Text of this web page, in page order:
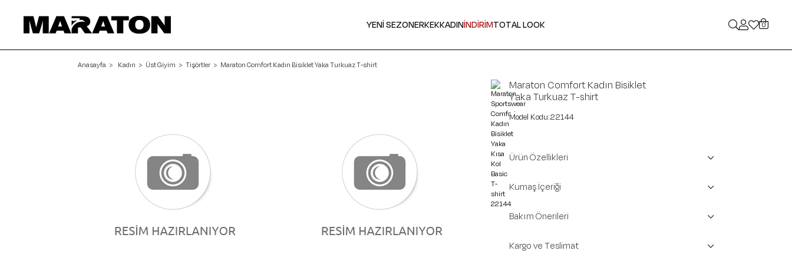
YENİ SEZONERKEKKADINİNDİRİMTOTAL LOOK 0
Anasayfa Kadın Üst Giyim Tişörtler Maraton Comfort Kadın Bisiklet Yaka Turkuaz T-shirt
Maraton Comfort Kadın Bisiklet
Yaka Turkuaz T-shirt
22144
Ürün Özellikleri
Kumaş İçeriği
Bakım Önerileri
Kargo ve Teslimat